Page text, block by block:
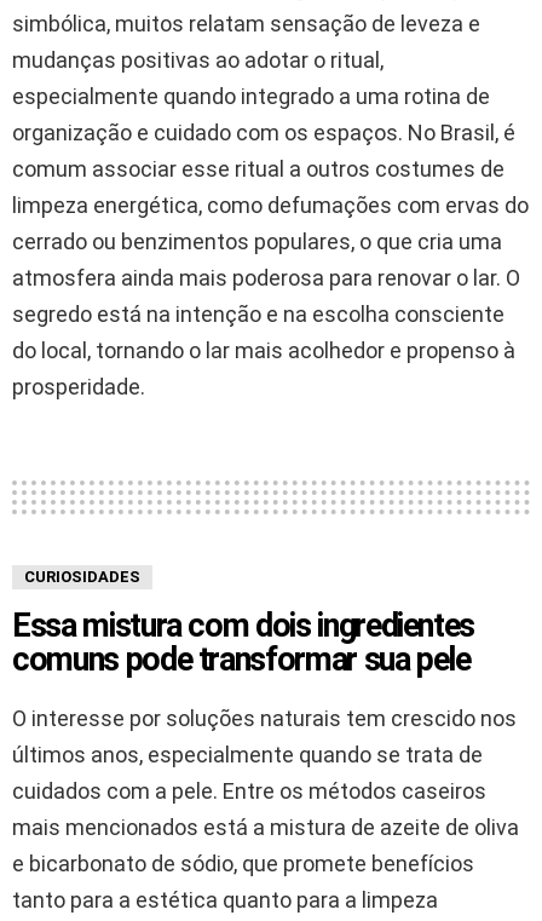
simbólica, muitos relatam sensação de leveza e
mudanças positivas ao adotar o ritual,
especialmente quando integrado a uma rotina de
organização e cuidado com os espaços. No Brasil, é
comum associar esse ritual a outros costumes de
limpeza energética, como defumações com ervas do
cerrado ou benzimentos populares, o que cria uma
atmosfera ainda mais poderosa para renovar o lar. O
segredo está na intenção e na escolha consciente
do local, tornando o lar mais acolhedor e propenso à
prosperidade.
CURIOSIDADES
Essa mistura com dois ingredientes
comuns pode transformar sua pele
O interesse por soluções naturais tem crescido nos
últimos anos, especialmente quando se trata de
cuidados com a pele. Entre os métodos caseiros
mais mencionados está a mistura de azeite de oliva
e bicarbonato de sódio, que promete benefícios
tanto para a estética quanto para a limpeza